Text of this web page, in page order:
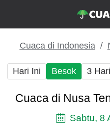
Cuaca di Indonesia
Hari Ini Besok 3 Hari
Cuaca di Nusa
Sabtu, 8